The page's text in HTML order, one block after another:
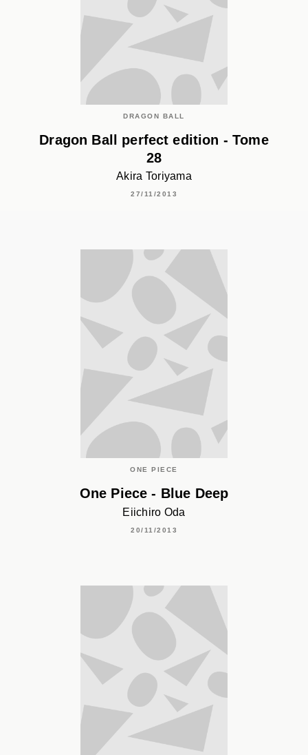
DRAGON BALL
Dragon Ball perfect edition - Tome
28
Akira Toriyama
27/11/2013
ONE PIECE
One Piece - Blue Deep
Eiichiro Oda
20/11/2013